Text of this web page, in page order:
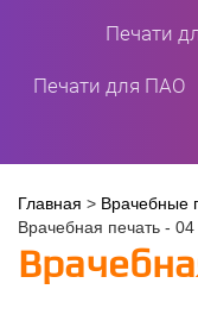
Печати
Печати для ПАО
Вы
здесь
Главная > Врачебные
Врачебная печать - 04